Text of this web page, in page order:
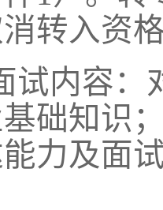
转入资
试内容：
础知识
力及面